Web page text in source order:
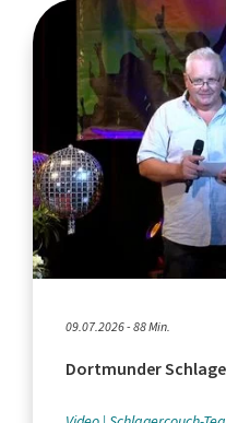
09.07.2026 - 88 Min.
Dortmunder